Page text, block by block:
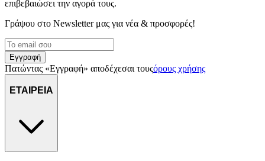
επιβεβαιώσει την αγορά τους.
Γράψου στο Νewsletter μας για νέα & προσφορές!
Εγγραφή
Πατώντας «Εγγραφή» αποδέχεσαι τουςόρους χρήσης
ΕΤΑΙΡΕΙΑ